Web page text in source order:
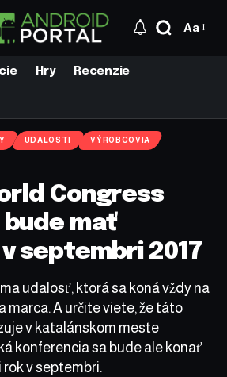
Aa
Hry Recenzie
UDALOSTI VÝROBCOVIA
Congress
mať
septembri 2017
udalosť, ktorá sa koná vždy na
marca. A určite viete, že táto
v katalánskom meste
konferencia sa bude ale konať
rok v septembri.